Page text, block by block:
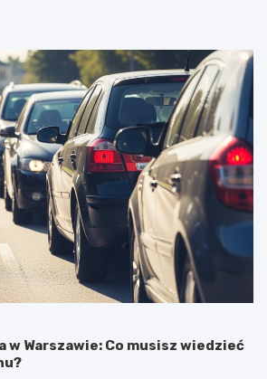
w Warszawie: Co musisz wiedzieć